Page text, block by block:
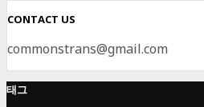
CONTACT US
commonstrans@gmail.com
태그